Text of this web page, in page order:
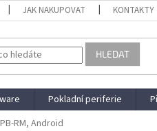
JAK NAKUPOVAT KONTAKTY
HLEDAT
Pokladní periferie
RM, Android